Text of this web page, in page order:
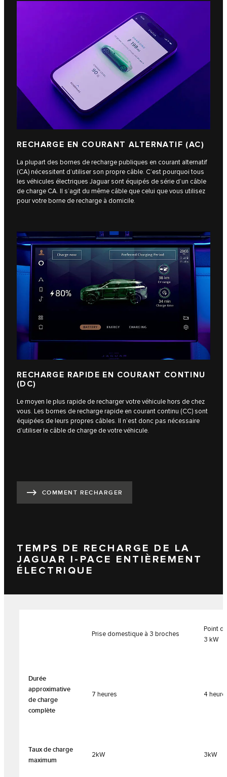
RECHARGE EN COURANT ALTERNATIF (AC)
La plupart des bornes de recharge publiques en courant alternatif
(CA) nécessitent d’utiliser son propre câble. C’est pourquoi tous
les véhicules électriques Jaguar sont équipés de série d’un câble
de charge CA. Il s’agit du même câble que celui que vous utilisez
pour votre borne de recharge à domicile.
RECHARGE RAPIDE EN COURANT CONTINU
(DC)
Le moyen le plus rapide de recharger votre véhicule hors de chez
vous. Les bornes de recharge rapide en courant continu (CC) sont
équipées de leurs propres câbles. Il n’est donc pas nécessaire
d’utiliser le câble de charge de votre véhicule.
COMMENT RECHARGER
TEMPS DE RECHARGE DE LA
JAGUAR I-PACE ENTIÈREMENT
ÉLECTRIQUE
Prise domestique à 3 broches
Point
3 kW
Durée
approximative
de charge
complète
7 heures 4
Taux de charge
maximum
2kW 3kW